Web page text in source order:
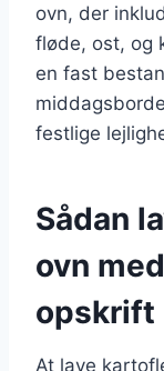
ovn, der
fløde, ost, og
en fast
festlige
Sådan
ovn
opskrift
At lave